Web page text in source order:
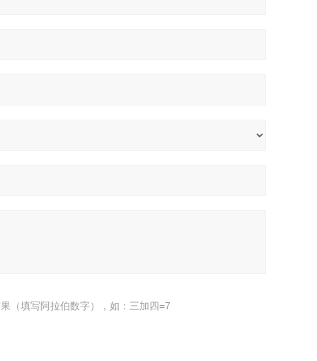
（填写阿拉伯数字），如：三加四=7